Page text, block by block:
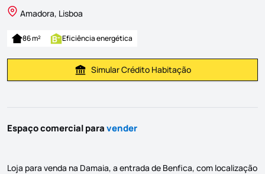
Amadora, Lisboa
86 m² Eficiência energética
Simular Prestação
Simular Crédito Habitação
Espaço comercial paravender
Loja para venda na Damaia, a entrada de Benfica, com localização